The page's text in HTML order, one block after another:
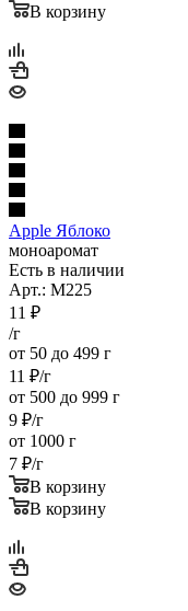
В корзину
Apple Яблоко
моноаромат
Есть в наличии
Арт.: M225
11 ₽
/г
от 50 до 499 г
11 ₽/г
от 500 до 999 г
9 ₽/г
от 1000 г
7 ₽/г
В корзину
В корзину